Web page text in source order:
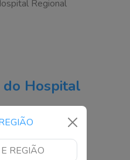
REGIÃO
Regional
do Hospital
Hospital
do